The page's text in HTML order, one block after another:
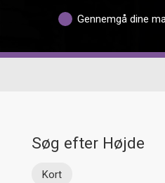
Gennemgå dine
Søg efter Højde
Kort